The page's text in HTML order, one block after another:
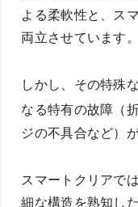
よる柔軟性と、ス
両立させています。
しかし、その特殊
なる特有の故障（
ジの不具合など）
スマートクリアで
細な構造を熟知し